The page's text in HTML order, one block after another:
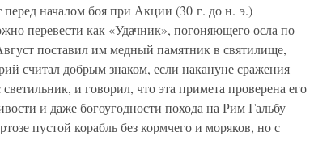
началом боя при Акции (30 г. до н. э.)
перевести как «Удачник», погоняющего осла по
поставил им медный памятник в святилище,
считал добрым знаком, если накануне сражения
и говорил, что эта примета проверена его
и даже богоугодности похода на Рим Гальбу
пустой корабль без кормчего и моряков, но с